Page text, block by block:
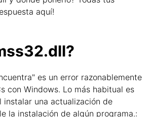
aquí!
es un error razonablemente
con Windows. Lo más habitual es
instalar una actualización de
la instalación de algún programa.: